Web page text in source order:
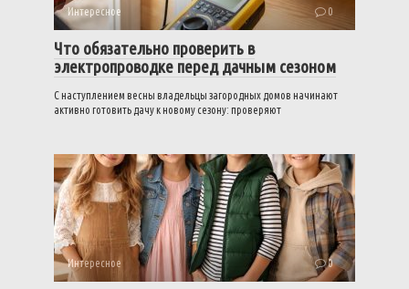
Интересное 0
Что обязательно проверить в
электропроводке перед дачным сезоном
С наступлением весны владельцы загородных домов начинают
активно готовить дачу к новому сезону: проверяют
Интересное 0